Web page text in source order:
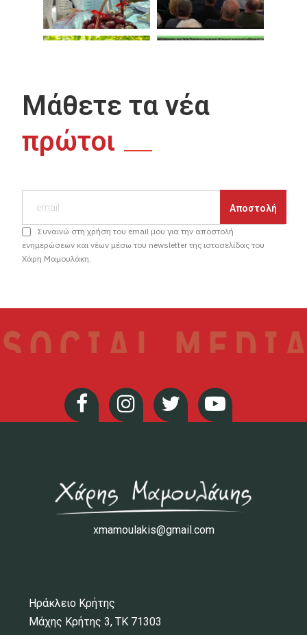
Μάθετε τα νέα
πρώτοι
Συναινώ στη χρήση του email μου για την αποστολή
ενημερώσεων και νέων μέσω του newsletter της ιστοσελίδας του
Χάρη Μαμουλάκη.
xmamoulakis@gmail.com
Ηράκλειο Κρήτης
Μάχης Κρήτης 3, ΤΚ 71303